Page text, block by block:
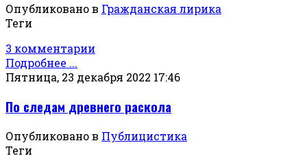
Опубликовано в Гражданская лирика
Теги
3 комментарии
Подробнее ...
Пятница, 23 декабря 2022 17:46
По следам древнего раскола
Опубликовано в Публицистика
Теги